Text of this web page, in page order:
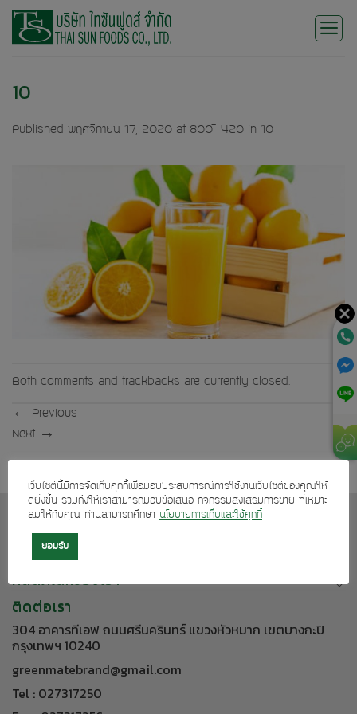
Skip
10
Published พฤศจิกายน 17, 2020 at 800 × 420 in 10
Both comments and trackbacks are currently closed.
←
Previous
Next →
เกี่ยวกับเรา
บริการลูกค้า
ผลิตภัณฑ์ของเรา
ติดต่อเรา
304 อาคารทีเอฟ ถนนศรีนครินทร์ แขวงหัวหมาก เขตบางกะปิ
กรุงเทพฯ 10240
greenmatebrand@gmail.com
Tel : 027317250
เว็บไซต์นี้มีการจัดเก็บคุกกี้เพื่อมอบประสบการณ์การใช้งานเว็บไซต์ของคุณให้
ดียิ่งขึ้น รวมถึงให้เราสามารถมอบข้อเสนอ กิจกรรมส่งเสริมการขาย ที่เหมาะ
สมให้กับคุณ ท่านสามารถศึกษา นโยบายการเก็บและใช้คุกกี้
ยอมรับ